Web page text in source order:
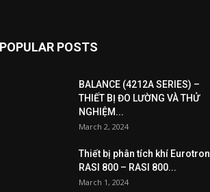
POPULAR POSTS
BALANCE (4212A SERIES) –
THIẾT BỊ ĐO LƯỜNG VÀ THỬ
NGHIỆM...
March 2, 2024
Thiết bị phân tích khí Eurotron
RASI 800 – RASI 800...
March 1, 2024